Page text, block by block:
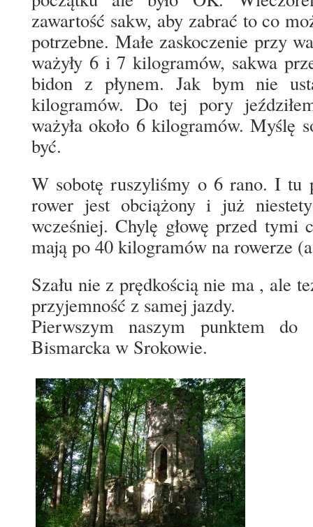
zawartość sakw, aby zabrać to co
potrzebne. Małe zaskoczenie przy
ważyły 6 i 7 kilogramów, sakwa
bidon z płynem. Jak bym nie
kilogramów. Do tej pory
ważyła około 6 kilogramów. Myślę
być.
W sobotę ruszyliśmy o 6 rano. I tu
rower jest obciążony i już
wcześniej. Chylę głowę przed tymi
mają po 40 kilogramów na rowerze
Szału nie z prędkością nie ma , ale
przyjemność z samej jazdy.
Pierwszym naszym punktem do
Bismarcka w Srokowie.